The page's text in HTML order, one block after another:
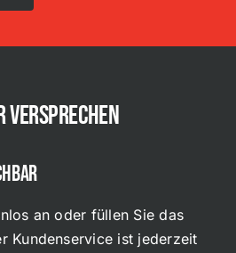
Versprechen
an oder füllen Sie das
Kundenservice ist jederzeit